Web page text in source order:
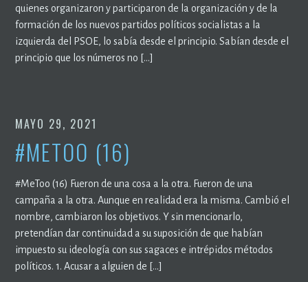
quienes organizaron y participaron de la organización y de la
formación de los nuevos partidos políticos socialistas a la
izquierda del PSOE, lo sabía desde el principio. Sabían desde el
principio que los números no […]
MAYO 29, 2021
#METOO (16)
#MeToo (16) Fueron de una cosa a la otra. Fueron de una
campaña a la otra. Aunque en realidad era la misma. Cambió el
nombre, cambiaron los objetivos. Y sin mencionarlo,
pretendían dar continuidad a su suposición de que habían
impuesto su ideología con sus sagaces e intrépidos métodos
políticos. 1. Acusar a alguien de […]